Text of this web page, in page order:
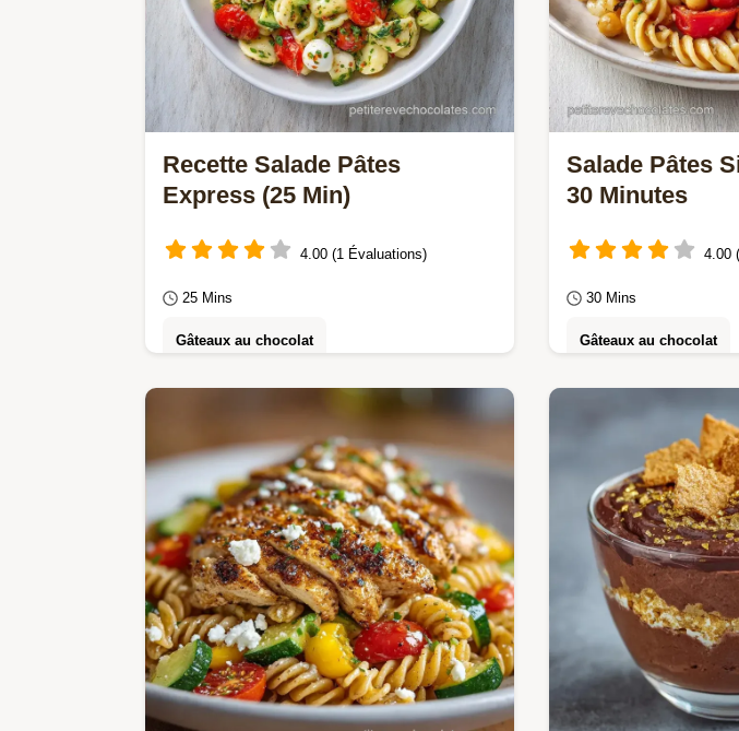
Recette Salade Pâtes
Express (25 Min)
4.00 (1 Évaluations)
25 Mins
Gâteaux au chocolat
Cette Recette salade pâtes express
est idéale. Testez cette salade de
pâtes pique-nique avec notre guide de
timing étape par…
Salade Pâtes
30 Minutes
4.00
30 Mins
Gâteaux au chocolat
Préparez une
fraîche. Cette
pique-nique inclut
étape par étape.